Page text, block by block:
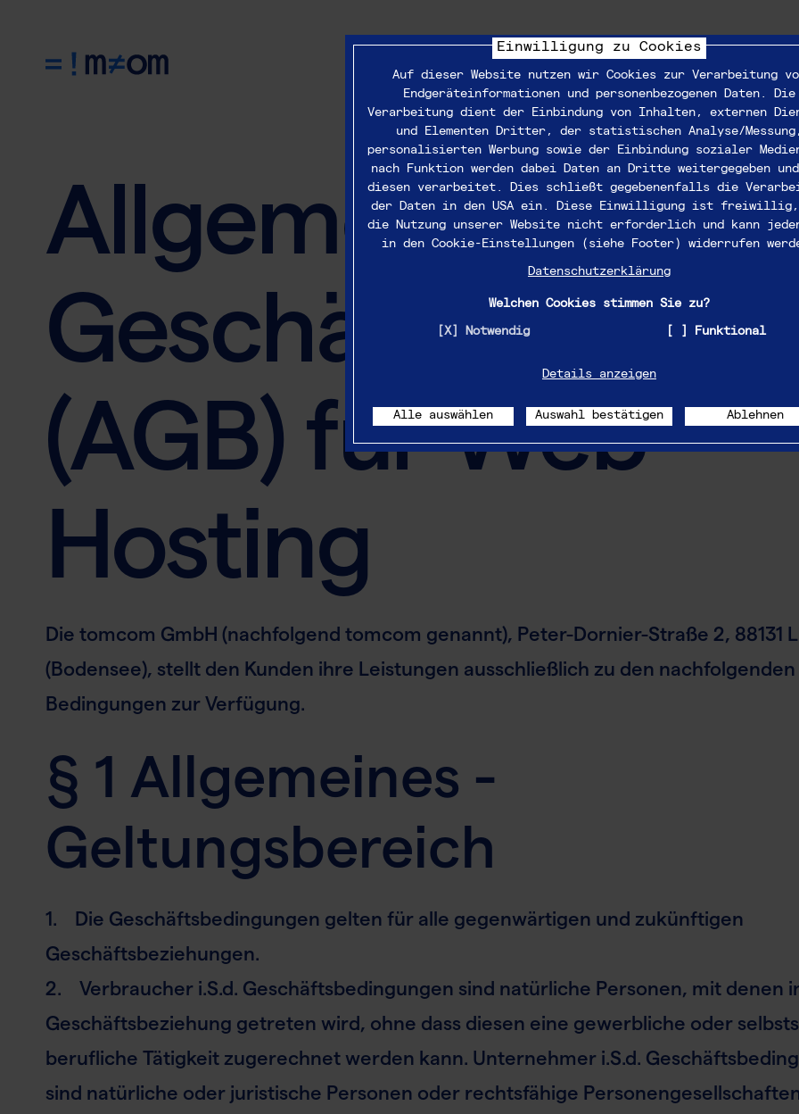
Allgemeine
(AGB) für Web-
Hosting
Die tomcom GmbH (nachfolgend tomcom genannt), Peter-Dornier-Straße 2, 88131
(Bodensee), stellt den Kunden ihre Leistungen ausschließlich zu den nachfolgenden
Bedingungen zur Verfügung.
§ 1 Allgemeines -
Geltungsbereich
1. Die Geschäftsbedingungen gelten für alle gegenwärtigen und zukünftigen
Geschäftsbeziehungen.
2. Verbraucher i.S.d. Geschäftsbedingungen sind natürliche Personen, mit denen
Geschäftsbeziehung getreten wird, ohne dass diesen eine gewerbliche oder
berufliche Tätigkeit zugerechnet werden kann. Unternehmer i.S.d.
sind natürliche oder juristische Personen oder rechtsfähige
Einwilligung zu Cookies
Auf dieser Website nutzen wir Cookies zur Verarbeitung
Endgeräteinformationen und personenbezogenen Daten. Die
Verarbeitung dient der Einbindung von Inhalten, externen
und Elementen Dritter, der statistischen Analyse/Messung,
personalisierten Werbung sowie der Einbindung sozialer
nach Funktion werden dabei Daten an Dritte weitergegeben
diesen verarbeitet. Dies schließt gegebenenfalls die
der Daten in den USA ein. Diese Einwilligung ist
die Nutzung unserer Website nicht erforderlich und kann
in den Cookie-Einstellungen (siehe Footer) widerrufen
Datenschutzerklärung
Welchen Cookies stimmen Sie zu?
Notwendig Funktional
Details anzeigen
Alle auswählen Auswahl bestätigen Ablehnen